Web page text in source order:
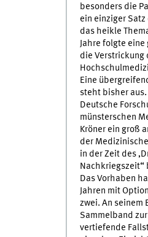
besonders die
ein einziger
das heikle
Jahre folgte
die Verstrickung
Eine
steht bisher
Deutsche
münsterschen
Kröner ein groß
der
in der Zeit des
Nachkriegszeit“
Das Vorhaben
Jahren mit
zwei. An seinem
Sammelband
vertiefende